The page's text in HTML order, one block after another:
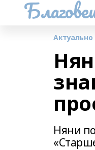
Актуально
Няни